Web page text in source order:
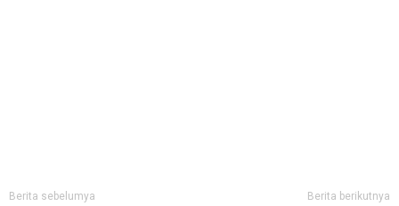
Berita sebelumya Berita berikutnya